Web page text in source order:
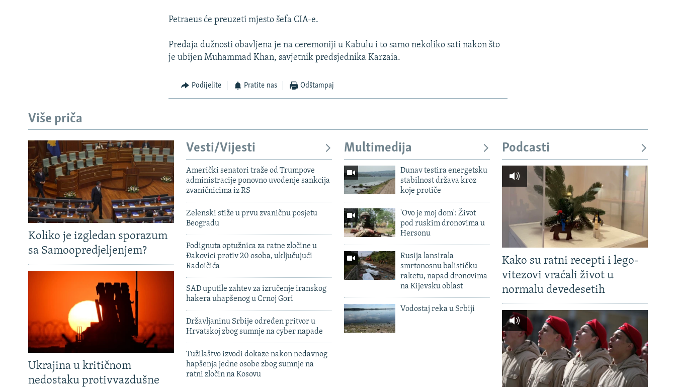
POST SCRIPTUM
MOJA EVROPA
TRI DECENIJE OD RATA U BIH
SVE KARTE DEJTONA
NASTANAK I RASPAD JUGOSLAVIJE
Petraeus će preuzeti mjesto šefa CIA-e.
Predaja dužnosti obavljena je na ceremoniji u Kabulu i to samo nekoliko sati nakon što
je ubijen Muhammad Khan, savjetnik predsjednika Karzaia.
Podijelite Pratite nas Odštampaj
Više priča
Koliko je izgledan sporazum
sa Samoopredjeljenjem?
Ukrajina u kritičnom
nedostaku protivvazdušne
Vesti/Vijesti
Američki senatori traže od Trumpove
administracije ponovno uvođenje sankcija
zvaničnicima iz RS
Zelenski stiže u prvu zvaničnu posjetu
Beogradu
Podignuta optužnica za ratne zločine u
Đakovici protiv 20 osoba, uključujući
Radoičića
SAD uputile zahtev za izručenje iranskog
hakera uhapšenog u Crnoj Gori
Državljaninu Srbije određen pritvor u
Hrvatskoj zbog sumnje na cyber napade
Tužilaštvo izvodi dokaze nakon nedavnog
hapšenja jedne osobe zbog sumnje na
ratni zločin na Kosovu
Multimedija
Dunav testira energetsku
stabilnost država kroz
koje protiče
'Ovo je moj dom': Život
pod ruskim dronovima u
Hersonu
Rusija lansirala
smrtonosnu balističku
raketu, napad dronovima
na Kijevsku oblast
Vodostaj reka u Srbiji
Podcasti
Kako su ratni recepti i lego-
vitezovi vraćali život u
normalu devedesetih